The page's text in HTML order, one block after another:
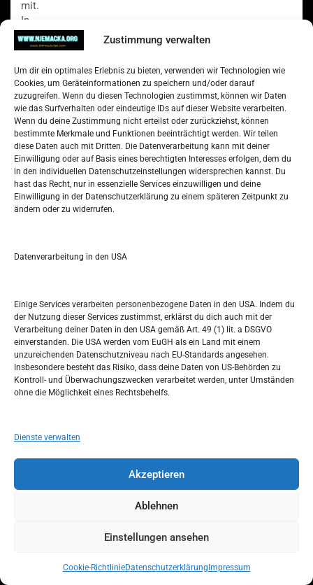
Zustimmung verwalten
Um dir ein optimales Erlebnis zu bieten, verwenden wir Technologien wie
Cookies, um Geräteinformationen zu speichern und/oder darauf
zuzugreifen. Wenn du diesen Technologien zustimmst, können wir Daten
wie das Surfverhalten oder eindeutige IDs auf dieser Website verarbeiten.
Wenn du deine Zustimmung nicht erteilst oder zurückziehst, können
bestimmte Merkmale und Funktionen beeinträchtigt werden. Wir teilen
diese Daten auch mit Dritten. Die Datenverarbeitung kann mit deiner
Einwilligung oder auf Basis eines berechtigten Interesses erfolgen, dem du
in den individuellen Datenschutzeinstellungen widersprechen kannst. Du
hast das Recht, nur in essenzielle Services einzuwilligen und deine
Einwilligung in der Datenschutzerklärung zu einem späteren Zeitpunkt zu
ändern oder zu widerrufen.
Datenverarbeitung in den USA
Einige Services verarbeiten personenbezogene Daten in den USA. Indem du
der Nutzung dieser Services zustimmst, erklärst du dich auch mit der
Verarbeitung deiner Daten in den USA gemäß Art. 49 (1) lit. a DSGVO
einverstanden. Die USA werden vom EuGH als ein Land mit einem
unzureichenden Datenschutzniveau nach EU-Standards angesehen.
Insbesondere besteht das Risiko, dass deine Daten von US-Behörden zu
Kontroll- und Überwachungszwecken verarbeitet werden, unter Umständen
ohne die Möglichkeit eines Rechtsbehelfs.
Dienste verwalten
Akzeptieren
Ablehnen
Einstellungen ansehen
Cookie-RichtlinieDatenschutzerklärung Impressum
mit.
In
Ausnahmefällen
kann
aufgrund
der
Schwierigkeit
der
Antragsprüfung die in Unterabsatz 1 genannte Frist
verlängert
werden.
Eine Ablehnung des Antrags ist zu begründen. Ist bei
Ablauf
der
Frist
1
Entscheidung
ergangen, so richten sich etwaige Folgen nach dem
nationalen
Recht des betreffenden Mitgliedstaats.
(5)
Bei der Prüfung des Antrags tragen die Mitgliedstaaten
dafür Sorge, dass das Wohl minderjähriger Kinder
KAPITEL IV
lienzusammenführung
(1)
Die Mitgliedstaaten können einen Antrag auf Einreise
öffentlichen Gesundheit ablehnen.